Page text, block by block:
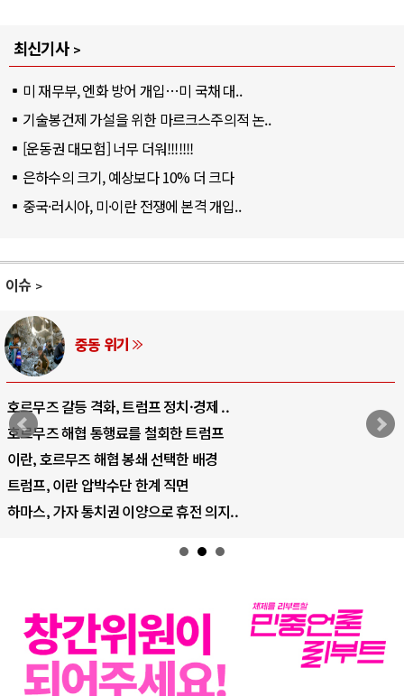
최신기사
미 재무부, 엔화 방어 개입…미 국채 대..
기술봉건제 가설을 위한 마르크스주의적 논..
[운동권 대모험] 너무 더워!!!!!!!
은하수의 크기, 예상보다 10% 더 크다
중국·러시아, 미·이란 전쟁에 본격 개입..
이슈
AI와 인간
중국 AI, 저가 공세로 글로벌 토큰 시..
AI 국부펀드 구상 놓고 미국 진보진영 ..
AI 데이터센터 반대 투쟁은 새로운 글로..
AI의 숨은 환경 비용: 데이터센터 확산..
AI는 어떻게 미국 민주주의를 잠식하고 ..